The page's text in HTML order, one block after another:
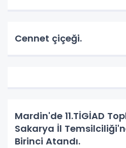
Cennet çiçeği.
Mardin'de 11.TİGİAD
Sakarya İl
Birinci Atandı.